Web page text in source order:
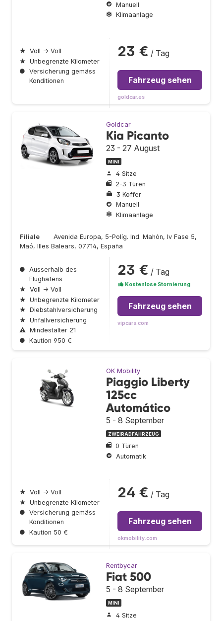
Manuell
Klimaanlage
★ Voll → Voll
★ Unbegrenzte Kilometer
● Versicherung gemäss
Konditionen
23 € / Tag
Fahrzeug sehen
goldcar.es
Goldcar
Kia Picanto
23 - 27 August
MINI
4 Sitze
2-3 Türen
3 Koffer
Manuell
Klimaanlage
Filiale
Avenida Europa, 5-Políg. Ind. Mahón, Iv Fase 5,
Maó, Illes Balears, 07714, España
● Ausserhalb des
Flughafens
★ Voll → Voll
★ Unbegrenzte Kilometer
★ Diebstahlversicherung
★ Unfallversicherung
⚠ Mindestalter 21
● Kaution 950 €
23 € / Tag
Kostenlose Stornierung
Fahrzeug sehen
vipcars.com
OK Mobility
Piaggio Liberty
125cc
Automático
5 - 8 September
ZWEIRADFAHRZEUG
0 Türen
Automatik
★ Voll → Voll
★ Unbegrenzte Kilometer
● Versicherung gemäss
Konditionen
● Kaution 50 €
24 € / Tag
Fahrzeug sehen
okmobility.com
Rentbycar
Fiat 500
5 - 8 September
MINI
4 Sitze